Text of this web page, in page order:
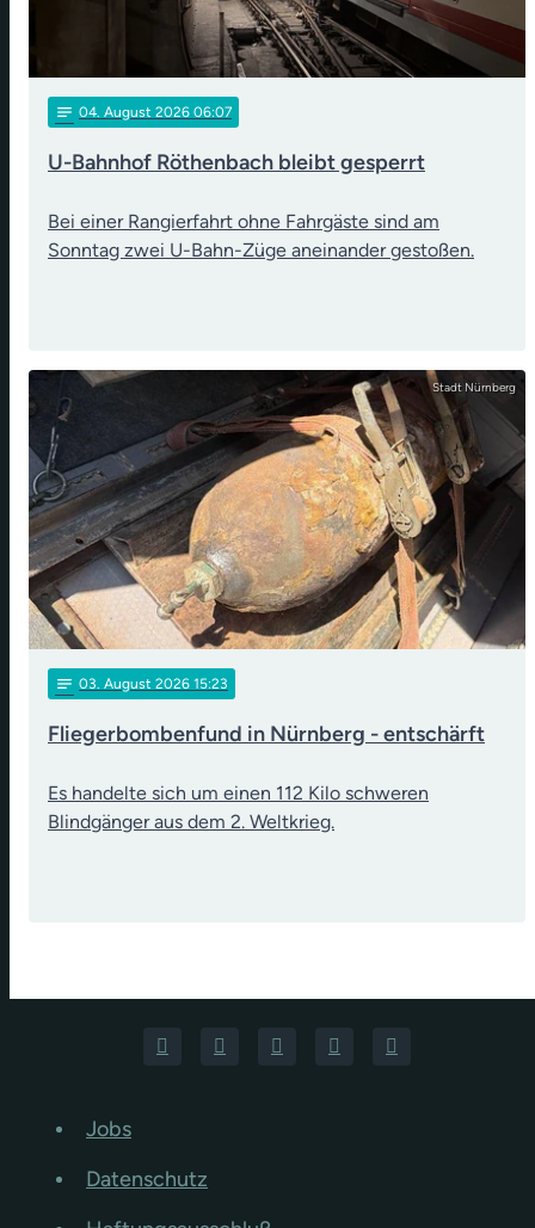
notes 04 . August 2026 06:07
U-Bahnhof Röthenbach bleibt gesperrt
Bei einer Rangierfahrt ohne Fahrgäste sind am
Sonntag zwei U-Bahn-Züge aneinander gestoßen.
Stadt Nürnberg
notes 03. August 2026 15:23
Fliegerbombenfund in Nürnberg - entschärft
Es handelte sich um einen 112 Kilo schweren
Blindgänger aus dem 2. Weltkrieg.
Jobs
Datenschutz